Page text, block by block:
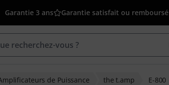
Garantie 3 ans Garantie satisfait ou remboursé
de Puissance the t.amp E-800